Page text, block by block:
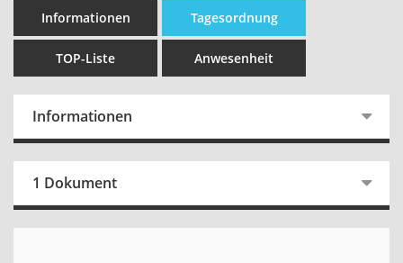
Informationen Tagesordnung
TOP-Liste Anwesenheit
Informationen
1 Dokument